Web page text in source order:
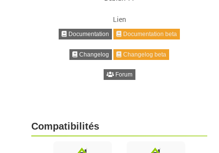
Lien
Documentation Documentation beta
Changelog Changelog beta
Forum
Compatibilités